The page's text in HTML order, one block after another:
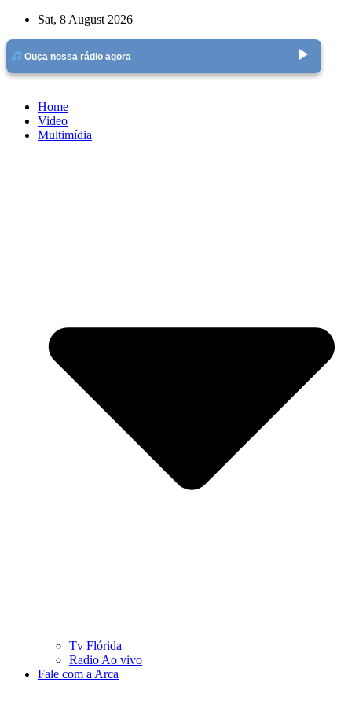
Skip
content
Sat, 8 August 2026
Ouça nossa rádio agora play_arrow
Home
Video
Multimídia
Tv Flórida
Radio Ao vivo
Fale com a Arca